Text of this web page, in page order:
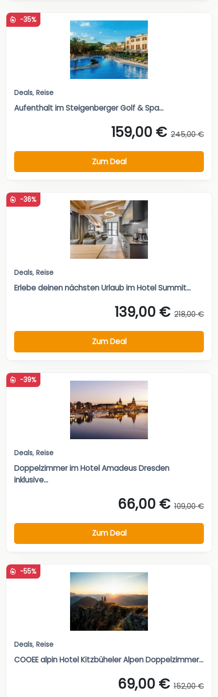
-35%
Deals, Reise
Aufenthalt im Steigenberger Golf & Spa...
159,00 € 245,00 €
Zum Deal
-36%
Deals, Reise
Erlebe deinen nächsten Urlaub im Hotel Summit...
139,00 € 218,00 €
Zum Deal
-39%
Deals, Reise
Doppelzimmer im Hotel Amadeus Dresden
inklusive...
66,00 € 109,00 €
Zum Deal
-55%
Deals, Reise
COOEE alpin Hotel Kitzbüheler Alpen Doppelzimmer...
69,00 € 152,00 €